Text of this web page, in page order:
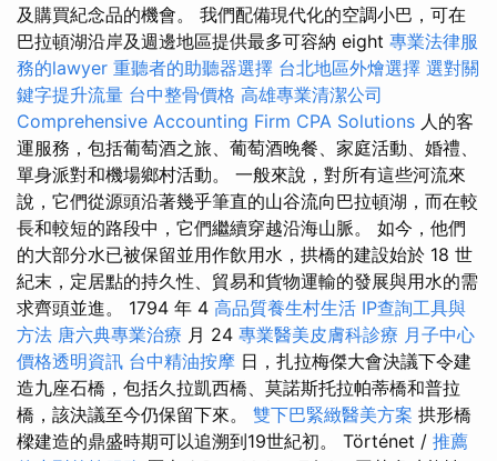
及購買紀念品的機會。 我們配備現代化的空調小巴，可在
巴拉頓湖沿岸及週邊地區提供最多可容納 eight 專業法律服
務的lawyer 重聽者的助聽器選擇 台北地區外燴選擇 選對關
鍵字提升流量 台中整骨價格 高雄專業清潔公司
Comprehensive Accounting Firm CPA Solutions 人的客
運服務，包括葡萄酒之旅、葡萄酒晚餐、家庭活動、婚禮、
單身派對和機場鄉村活動。 一般來說，對所有這些河流來
說，它們從源頭沿著幾乎筆直的山谷流向巴拉頓湖，而在較
長和較短的路段中，它們繼續穿越沿海山脈。 如今，他們
的大部分水已被保留並用作飲用水，拱橋的建設始於 18 世
紀末，定居點的持久性、貿易和貨物運輸的發展與用水的需
求齊頭並進。 1794 年 4 高品質養生村生活 IP查詢工具與
方法 唐六典專業治療 月 24 專業醫美皮膚科診療 月子中心
價格透明資訊 台中精油按摩 日，扎拉梅傑大會決議下令建
造九座石橋，包括久拉凱西橋、莫諾斯托拉帕蒂橋和普拉
橋，該決議至今仍保留下來。 雙下巴緊緻醫美方案 拱形橋
樑建造的鼎盛時期可以追溯到19世紀初。 Történet / 推薦